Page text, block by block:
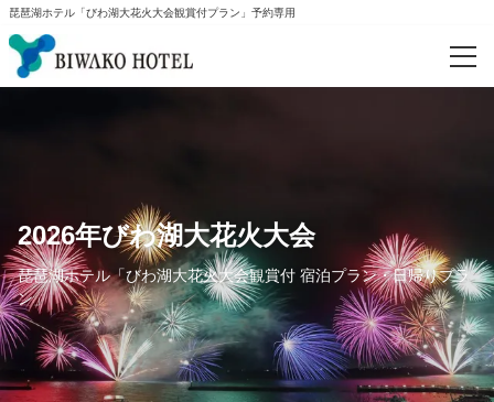
琵琶湖ホテル「びわ湖大花火大会観賞付プラン」予約専用
宿泊プラン
日帰りプラン
2026年びわ湖大花火大会
琵琶湖ホテル「びわ湖大花火大会観賞付 宿泊プラン・日帰りプラ
ン」